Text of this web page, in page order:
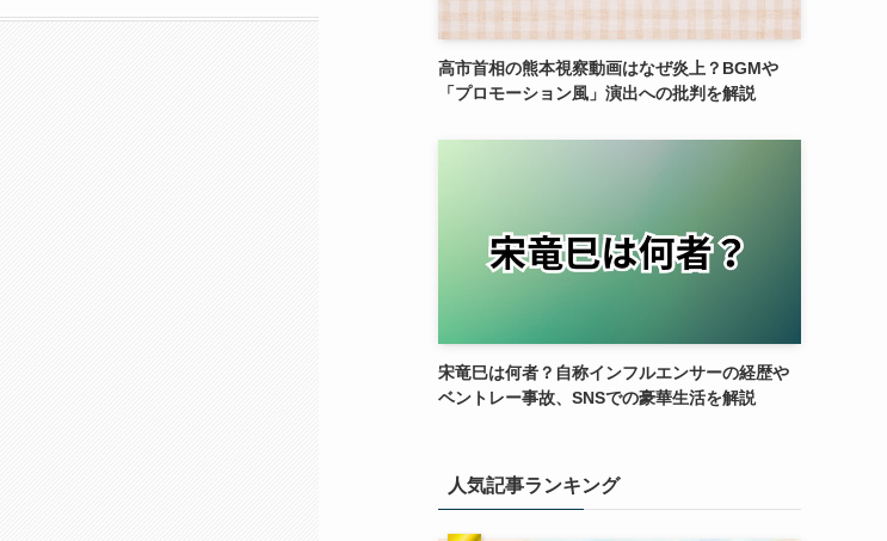
高市首相の熊本視察動画はなぜ炎上？BGMや
「プロモーション風」演出への批判を解説
宋竜巳は何者？自称インフルエンサーの経歴や
ベントレー事故、SNSでの豪華生活を解説
人気記事ランキング